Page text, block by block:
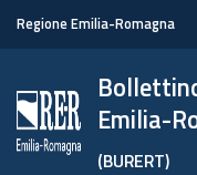
Regione Emilia-Romagna
Emilia-
(BURERT)